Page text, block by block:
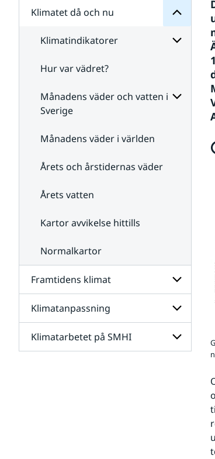
Om
klimat
Klimatet då och nu
Klimatindikatorer
Hur var vädret?
Månadens väder och vatten i
Sverige
Månadens
Månadens väder i världen
Årets och årstidernas väder
Årets vatten
Kartor avvikelse hittills
Normalkartor
Framtidens klimat
Undersidor
för
Framtidens
klimat
Klimatanpassning
för
Klimatarbetet på SMHI